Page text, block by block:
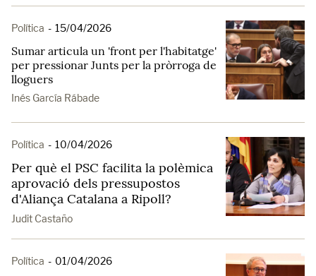
Política - 15/04/2026
Sumar articula un 'front per l'habitatge'
per pressionar Junts per la pròrroga de
lloguers
Inés García Rábade
Política - 10/04/2026
Per què el PSC facilita la polèmica
aprovació dels pressupostos
d'Aliança Catalana a Ripoll?
Judit Castaño
Política - 01/04/2026